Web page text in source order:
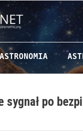
ASTRONOMIA
sygnał po